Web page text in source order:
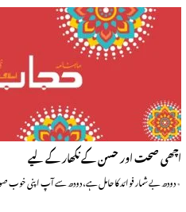
اچھی صحت اور حسن کے نکھار کے لیے
٭ دودھ بے شمار فوائد کا حامل ہے، دودھ سے آپ اپنی خوب